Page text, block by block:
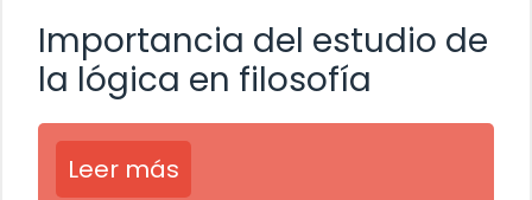
Importancia del estudio de
la lógica en filosofía
Leer más